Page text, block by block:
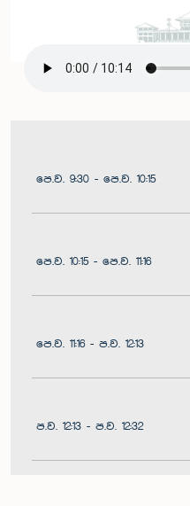
පෙ.ව. 9:30 - පෙ.ව. 10:15
පෙ.ව. 10:15 - පෙ.ව. 11:16
පෙ.ව. 11:16 - ප.ව. 12:13
ප.ව. 12:13 - ප.ව. 12:32